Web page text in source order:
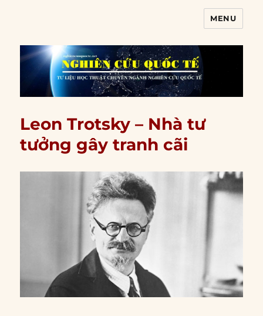
MENU
Leon Trotsky – Nhà tư
tưởng gây tranh cãi